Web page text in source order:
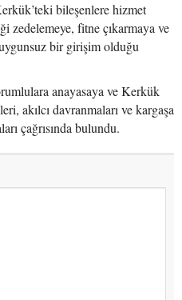
bileşenlere hizmet
zedelemeye, fitne çıkarmaya ve
bir girişim olduğu
anayasaya ve Kerkük
akılcı davranmaları ve kargaşa
çağrısında bulundu.